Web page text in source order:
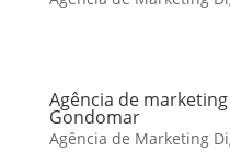
Agência de
Gondomar
Agência de Marketing